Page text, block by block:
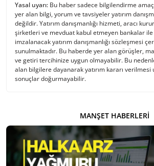
Yasal uyarı: Bu haber sadece bilgilendirme
yer alan bilgi, yorum ve tavsiyeler yatırım
değildir. Yatırım danışmanlığı hizmeti, aracı
şirketleri ve mevduat kabul etmeyen bankalar ile
imzalanacak yatırım danışmanlığı sözleşmesi
sunulmaktadır. Bu haberde yer alan görüşler,
ve getiri tercihinize uygun olmayabilir. Bu
alan bilgilere dayanarak yatırım kararı verilmesi
sonuçlar doğurmayabilir.
MANŞET HABERLERI